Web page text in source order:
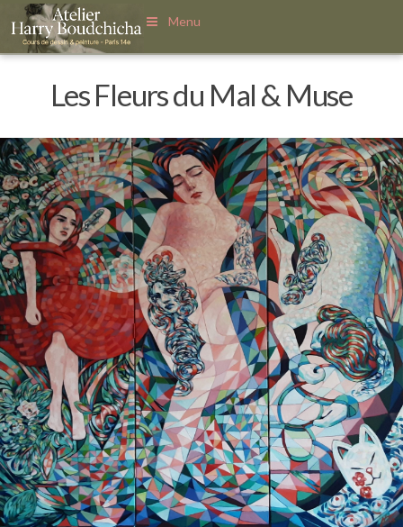
Menu
Les Fleurs du Mal & Muse